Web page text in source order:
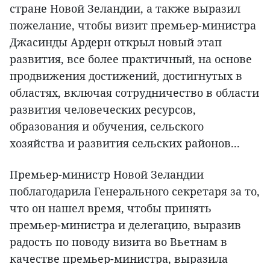
стране Новой Зеландии, а также выразил
пожелание, чтобы визит премьер-министра
Джасинды Ардерн открыл новый этап
развития, все более практичный, на основе
продвижения достижений, достигнутых в
областях, включая сотрудничество в области
развития человеческих ресурсов,
образования и обучения, сельского
хозяйства и развития сельских районов...
Премьер-министр Новой Зеландии
поблагодарила Генерального секретаря за то,
что он нашел время, чтобы принять
премьер-министра и делегацию, выразив
радость по поводу визита во Вьетнам в
качестве премьер-министра, выразила